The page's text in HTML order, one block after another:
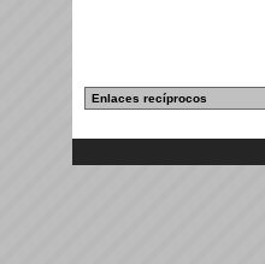
Enlaces recíprocos